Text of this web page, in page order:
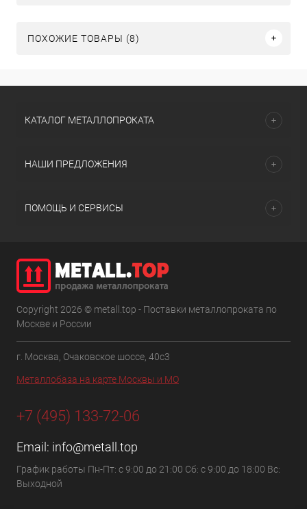
ПОХОЖИЕ ТОВАРЫ (8)
КАТАЛОГ МЕТАЛЛОПРОКАТА
НАШИ ПРЕДЛОЖЕНИЯ
ПОМОЩЬ И СЕРВИСЫ
Copyright 2026 © metall.top - Поставки металлопроката по
Москве и России
г. Москва, Очаковское шоссе, 40с3
Металлобаза на карте Москвы и МО
+7 (495) 133-72-06
Email: info@metall.top
График работы Пн-Пт: с 9:00 до 21:00 Сб: с 9:00 до 18:00 Вс:
Выходной